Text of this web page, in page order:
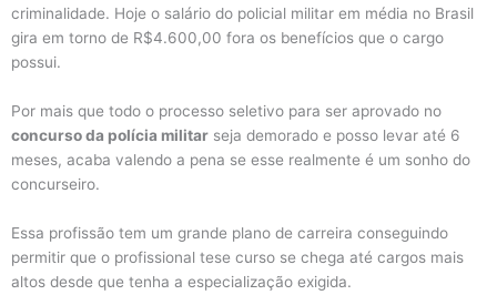
criminalidade. Hoje o salário do policial militar em média no Brasil
gira em torno de R$4.600,00 fora os benefícios que o cargo
possui.
Por mais que todo o processo seletivo para ser aprovado no
concurso da polícia militar seja demorado e posso levar até 6
meses, acaba valendo a pena se esse realmente é um sonho do
concurseiro.
Essa profissão tem um grande plano de carreira conseguindo
permitir que o profissional tese curso se chega até cargos mais
altos desde que tenha a especialização exigida.